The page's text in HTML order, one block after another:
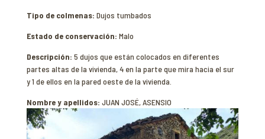
Tipo de colmenas: Dujos tumbados
Estado de conservación: Malo
Descripción: 5 dujos que están colocados en diferentes
partes altas de la vivienda, 4 en la parte que mira hacia el sur
y 1 de ellos en la pared oeste de la vivienda.
Nombre y apellidos: JUAN JOSÉ, ASENSIO